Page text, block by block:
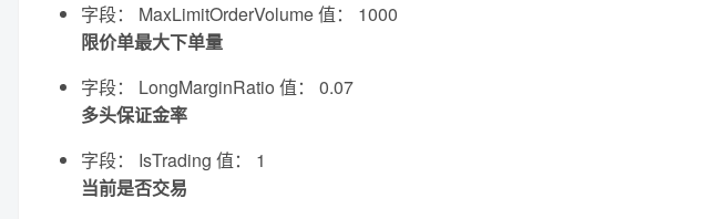
字段： MaxLimitOrderVolume 值： 1000
限价单最大下单量
字段： LongMarginRatio 值： 0.07
多头保证金率
字段： IsTrading 值： 1
当前是否交易